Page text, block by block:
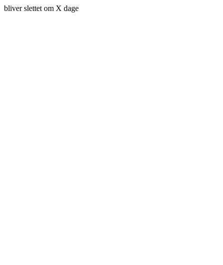
bliver slettet om X dage